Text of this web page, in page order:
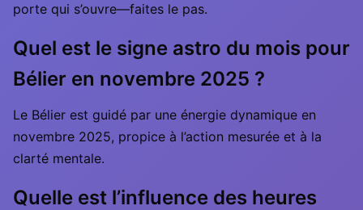
porte qui s’ouvre—faites le pas.
Quel est le signe astro du mois pour
Bélier en novembre 2025 ?
Le Bélier est guidé par une énergie dynamique en
novembre 2025, propice à l’action mesurée et à la
clarté mentale.
Quelle est l’influence des heures